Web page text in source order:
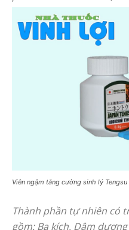
Viên ngậm tăng cường sinh lý Tengsu
Thành phần tự nhiên có
gồm: Ba kích, Dâm